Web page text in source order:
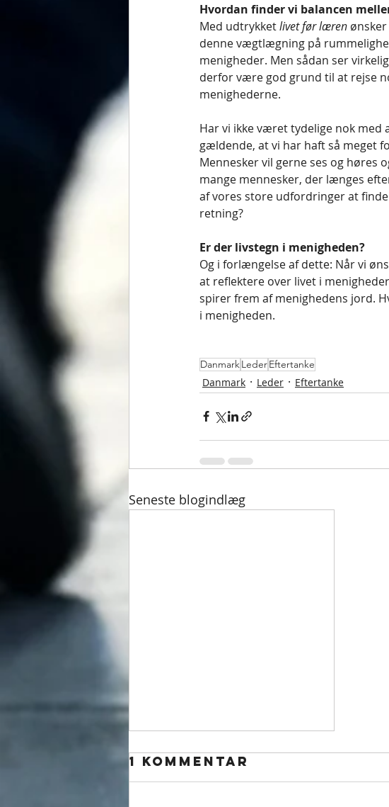
Hvordan finder vi balancen
Med udtrykket livet før læren
denne vægtlægning på
menigheder. Men sådan ser
derfor være god grund til at rejse
menighederne.
Har vi ikke været tydelige nok med
gældende, at vi har haft så meget
Mennesker vil gerne ses og høres
mange mennesker, der længes
af vores store udfordringer at
retning?
Er der livstegn i menigheden?
Og i forlængelse af dette: Når vi
at reflektere over livet i
spirer frem af menighedens jord.
i menigheden.
Danmark LederEftertanke
Danmark Leder Eftertanke
Seneste blogindlæg
1 kommentar